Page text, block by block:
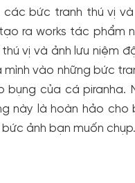
bức tranh thú vị
ra works tác phẩm
vị và ảnh lưu niệm
vào những bức
của cá piranha.
này là hoàn hảo
ảnh bạn muốn chụp.